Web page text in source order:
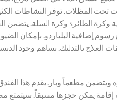
تحت المظلات. توفر النشاطات
الطائرة وكرة السلة. يتضمن
إضافية البلياردو. بإمكان
العلاج بالتدليك. يساهم وجود
ويتضمن مطعماً وبار. يقدم هذا
يمكن حجزها مسبقاً. سيتمتع